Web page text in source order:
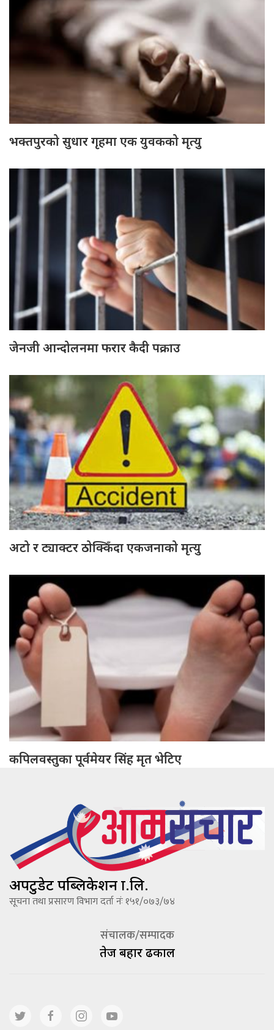
भक्तपुरको सुधार गृहमा एक युवकको मृत्यु
जेनजी आन्दोलनमा फरार कैदी पक्राउ
अटो र ट्याक्टर ठोक्किँदा एकजनाको मृत्यु
कपिलवस्तुका पूर्वमेयर सिंह मृत भेटिए
अपटुडेट पब्लिकेशन प्रा.लि.
सूचना तथा प्रसारण विभाग दर्ता नंः १५१/०७३/७४
संचालक/सम्पादक
तेज बहादूर ढकाल